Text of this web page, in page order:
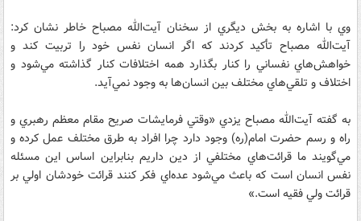
وي با اشاره به بخش ديگري از سخنان آيت‌الله مصباح خاطر نشان كرد:
آيت‌الله مصباح تأكيد كردند كه اگر انسان نفس خود را تربيت كند و
خواهش‌هاي نفساني را كنار بگذارد همه اختلافات كنار گذاشته مي‌شود و
اختلاف و تلقي‌هاي مختلف بين انسان‌ها به وجود نمي‌آيد.
به گفته آيت‌الله مصباح يزدي «وقتي فرمايشات صريح مقام معظم رهبري و
راه و رسم حضرت امام(ره) وجود دارد چرا افراد به طرق مختلف عمل كرده و
مي‌گويند ما قرائت‌هاي مختلفي از دين داريم بنابراين اساس اين مسئله
نفس انسان است كه باعث مي‌شود عده‌اي فكر كنند قرائت خودشان اولي بر
قرائت ولي فقيه است.»